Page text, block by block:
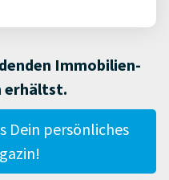
Immobilien-
erhältst.
Dein persönliches